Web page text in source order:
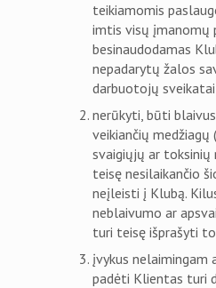
teikiamomis
imtis visų įmanomų
besinaudodamas
nepadarytų žalos
darbuotojų
nerūkyti, būti
veikiančių
svaigiųjų ar toksinių
teisę nesilaikančio
neįleisti į Klubą.
neblaivumo ar
turi teisę išprašyti
įvykus nelaimingam
padėti Klientas turi